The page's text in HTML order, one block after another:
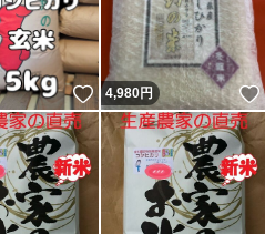
いいね！
4,980円